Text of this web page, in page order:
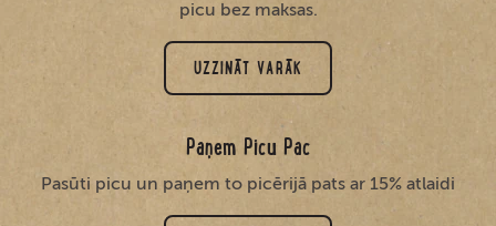
picu bez maksas.
UZZINĀT VARĀK
Paņem Picu Pac
Pasūti picu un paņem to picērijā pats ar 15% atlaidi